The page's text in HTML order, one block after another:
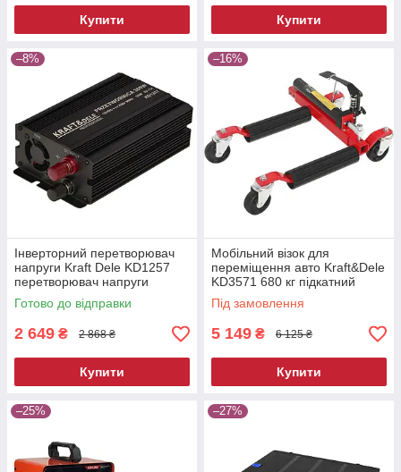
Купити Купити
–8%
Інверторний перетворювач
напруги Kraft Dele KD1257
перетворювач напруги
автомобільний
Готово до відправки
2 649 ₴ 2 868 ₴
Купити
–16%
Мобільний візок для
переміщення авто Kraft&Dele
KD3571 680 кг підкатний
ролик для автосервісу
Під замовлення
5 149 ₴ 6 125 ₴
Купити
–25% –27%